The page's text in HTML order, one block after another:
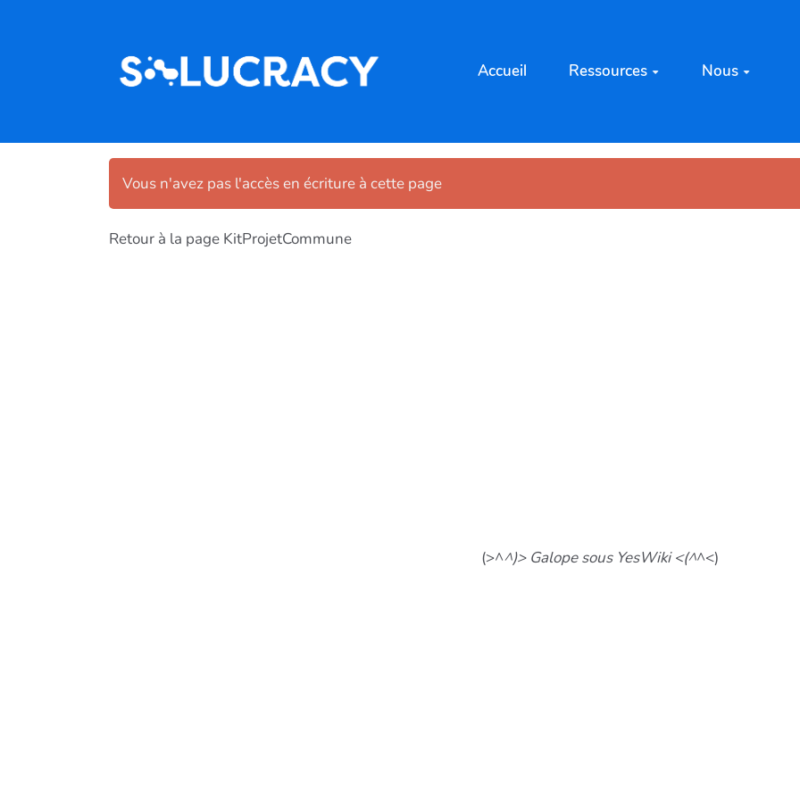
Accueil Ressources Nous
Vous n'avez pas l'accès en écriture à cette page
Retour à la page KitProjetCommune
(>^^)> Galope sous YesWiki <(^^<)